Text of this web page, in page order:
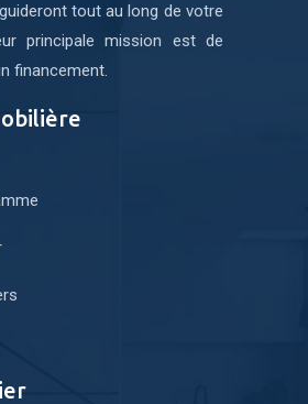
tout au long de votre
principale mission est de
financement.